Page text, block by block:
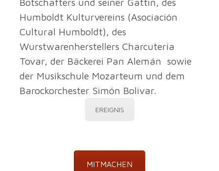
Humboldt Kulturvereins (Asociación
Cultural Humboldt), des
Wurstwarenherstellers Charcutería
Tovar, der Bäckerei Pan Alemán sowie
der Musikschule Mozarteum und dem
Barockorchester Simón Bolivar.
EREIGNIS
MITMACHEN